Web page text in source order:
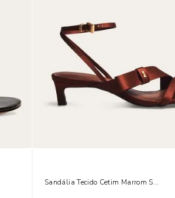
Sandália Tecido Cetim Marrom Salto